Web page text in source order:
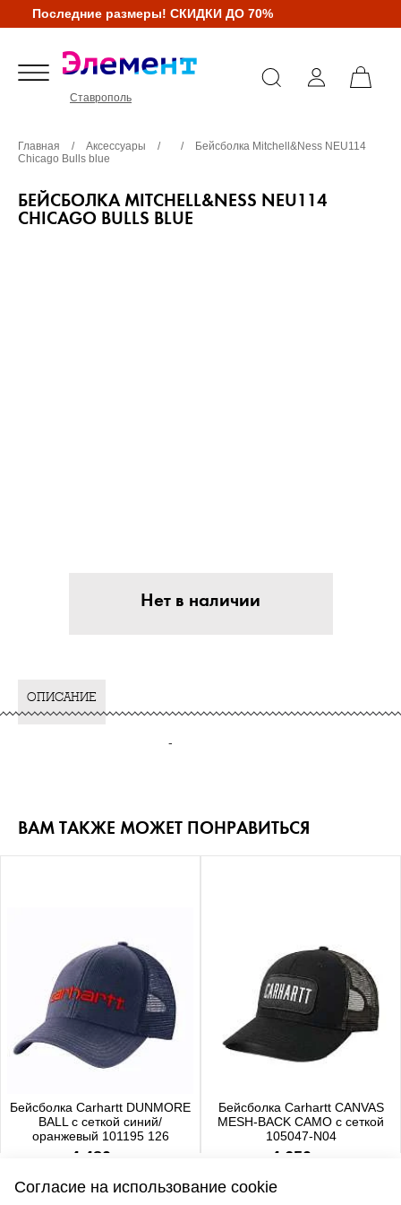
Последние размеры! СКИДКИ ДО 70%
Ставрополь
Главная / Аксессуары / /
Бейсболка Mitchell&Ness NEU114
Chicago Bulls blue
БЕЙСБОЛКА MITCHELL&NESS NEU114
CHICAGO BULLS BLUE
Нет в наличии
ОПИСАНИЕ
-
ВАМ ТАКЖЕ МОЖЕТ ПОНРАВИТЬСЯ
Бейсболка Carhartt DUNMORE
BALL с сеткой синий/
оранжевый 101195 126
4 480 р.
Бейсболка Carhartt CANVAS
MESH-BACK CAMO с сеткой
105047-N04
4 650 р.
Согласие на использование cookie